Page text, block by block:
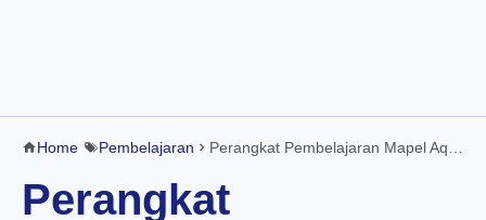
Home Pembelajaran Perangkat Pembelajaran Mapel Aqidah Akhlak MI Kelas 1 2 3 4 5 6 Format Word
Perangkat